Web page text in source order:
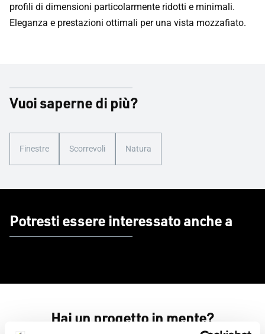
profili di dimensioni particolarmente ridotti e minimali.
Eleganza e prestazioni ottimali per una vista mozzafiato.
Vuoi saperne di più?
Finestre Scorrevoli Natura
Potresti essere interessato anche a
Hai un progetto in mente?